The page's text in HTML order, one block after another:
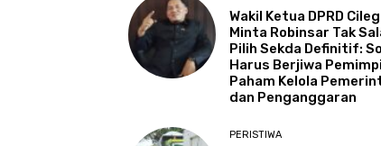
Wakil Ketua DPRD
Minta Robinsar Tak
Pilih Sekda Definitif:
Harus Berjiwa
Paham Kelola
dan Penganggaran
PERISTIWA